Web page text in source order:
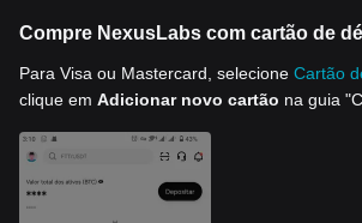
Compre NexusLabs com cartão de
Para Visa ou Mastercard, selecione Cartão
clique em Adicionar novo cartão na guia